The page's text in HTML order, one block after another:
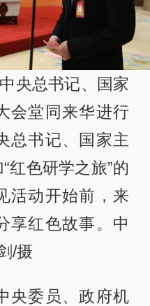
央总书记、国家
会堂同来华进行
总书记、国家主
红色研学之旅”的
活动开始前，来
享红色故事。中
/摄
央委员、政府机